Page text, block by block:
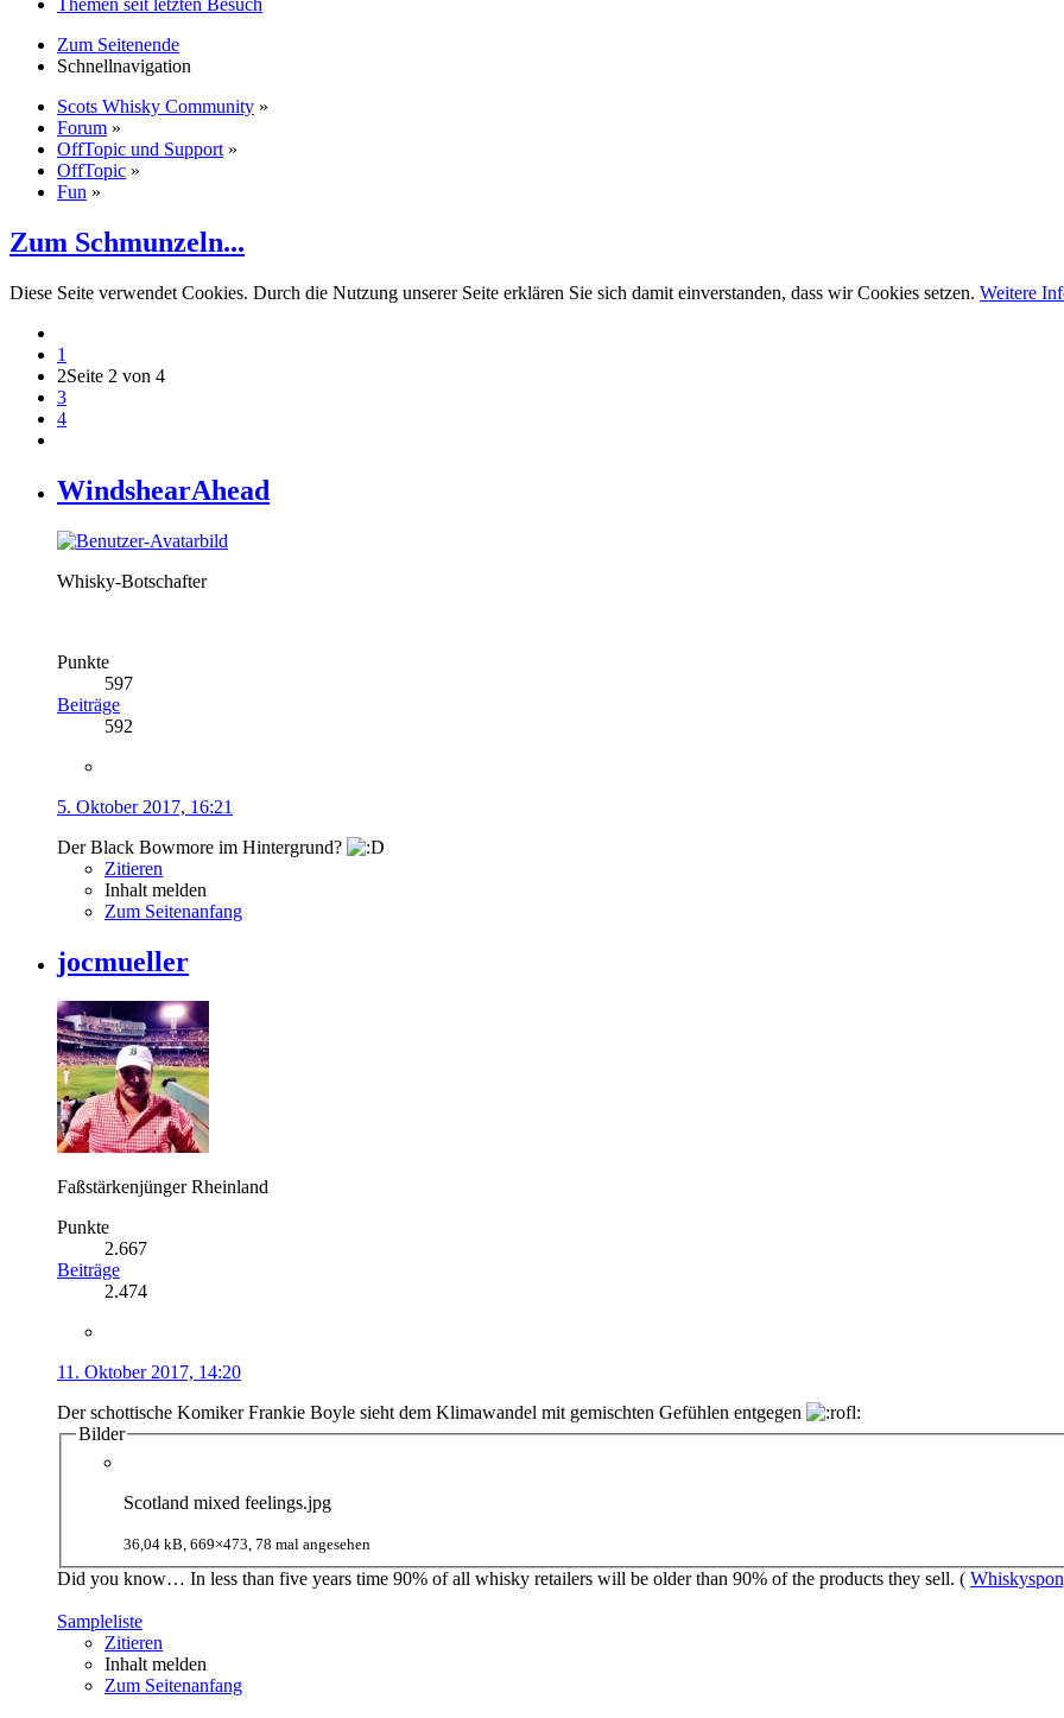
Themen seit letzten Besuch
Zum Seitenende
Schnellnavigation
Scots Whisky Community »
Forum »
OffTopic und Support »
OffTopic »
Fun »
Zum Schmunzeln...
Diese Seite verwendet Cookies. Durch die Nutzung unserer Seite erklären Sie sich damit einverstanden, dass wir Cookies setzen. Weitere
1
2Seite 2 von 4
3
4
WindshearAhead
Whisky-Botschafter
Punkte
597
Beiträge
592
5. Oktober 2017, 16:21
Der Black Bowmore im Hintergrund?
Zitieren
Inhalt melden
Zum Seitenanfang
jocmueller
Faßstärkenjünger Rheinland
Punkte
2.667
Beiträge
2.474
11. Oktober 2017, 14:20
Der schottische Komiker Frankie Boyle sieht dem Klimawandel mit gemischten Gefühlen entgegen
Bilder
Scotland mixed feelings.jpg
36,04 kB, 669×473, 78 mal angesehen
Did you know… In less than five years time 90% of all whisky retailers will be older than 90% of the products they sell. (
Sampleliste
Zitieren
Inhalt melden
Zum Seitenanfang